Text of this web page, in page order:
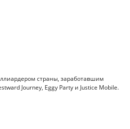
страны, заработавшим
Journey, Eggy Party и Justice Mobile.